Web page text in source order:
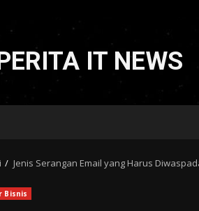
IT NEWS
Jenis Serangan Email yang Harus
Bisnis